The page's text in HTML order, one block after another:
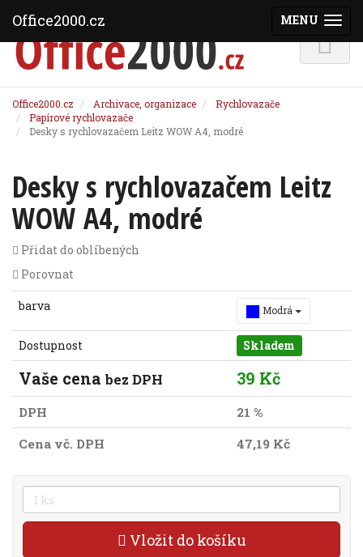
Office2000.cz Archivace, organizace
Rychlovazače
Papírové rychlovazače
Desky s rychlovazačem Leitz WOW A4, modré
Desky s rychlovazačem Leitz
WOW A4, modré
Přidat do oblíbených
Porovnat
barva Modrá
Dostupnost Skladem
Vaše cena bez DPH 39 Kč
DPH
21 %
Cena vč. DPH
47,19 Kč
Vložit do košíku
MENU
Office2000.cz